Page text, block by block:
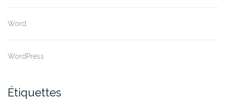
Word
WordPress
Étiquettes